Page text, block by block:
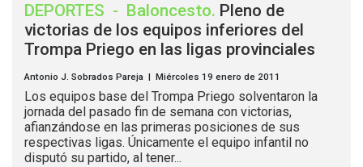
DEPORTES - Baloncesto. Pleno de
victorias de los equipos inferiores del
Trompa Priego en las ligas provinciales
Antonio J. Sobrados Pareja | Miércoles 19 enero de 2011
Los equipos base del Trompa Priego solventaron la
jornada del pasado fin de semana con victorias,
afianzándose en las primeras posiciones de sus
respectivas ligas. Únicamente el equipo infantil no
disputó su partido, al tener...